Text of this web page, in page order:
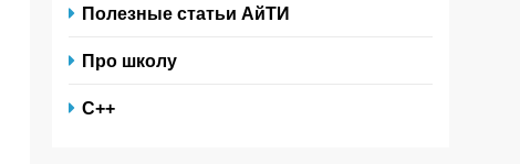
Полезные статьи АйТИ
Про школу
С++